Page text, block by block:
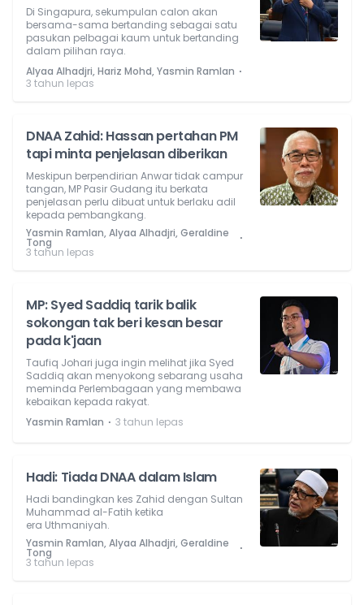
Di Singapura, sekumpulan calon akan
bersama-sama bertanding sebagai satu
pasukan pelbagai kaum untuk bertanding
dalam pilihan raya.
Alyaa Alhadjri, Hariz Mohd, Yasmin Ramlan ⋅
3 tahun lepas
DNAA Zahid: Hassan pertahan PM
tapi minta penjelasan diberikan
Meskipun berpendirian Anwar tidak campur
tangan, MP Pasir Gudang itu berkata
penjelasan perlu dibuat untuk berlaku adil
kepada pembangkang.
Yasmin Ramlan, Alyaa Alhadjri, Geraldine
Tong ⋅
3 tahun lepas
MP: Syed Saddiq tarik balik
sokongan tak beri kesan besar
pada k'jaan
Taufiq Johari juga ingin melihat jika Syed
Saddiq akan menyokong sebarang usaha
meminda Perlembagaan yang membawa
kebaikan kepada rakyat.
Yasmin Ramlan ⋅ 3 tahun lepas
Hadi: Tiada DNAA dalam Islam
Hadi bandingkan kes Zahid dengan Sultan
Muhammad al-Fatih ketika
era Uthmaniyah.
Yasmin Ramlan, Alyaa Alhadjri, Geraldine
Tong ⋅
3 tahun lepas